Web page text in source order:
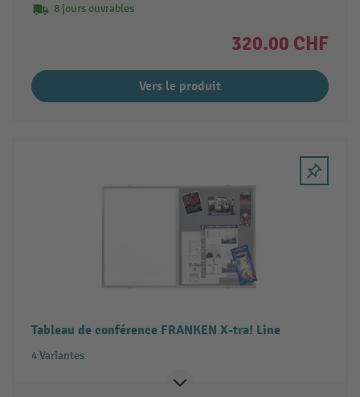
8 jours ouvrables
320.00 CHF
Vers le produit
Tableau de conférence FRANKEN X-tra! Line
4 Variantes